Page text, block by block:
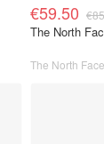
€59.50
The North
The North